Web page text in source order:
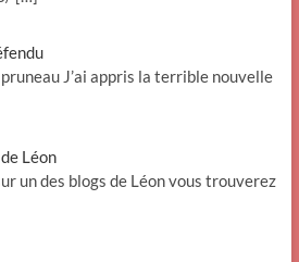
J’ai appris la terrible nouvelle
Léon
un des blogs de Léon vous trouverez